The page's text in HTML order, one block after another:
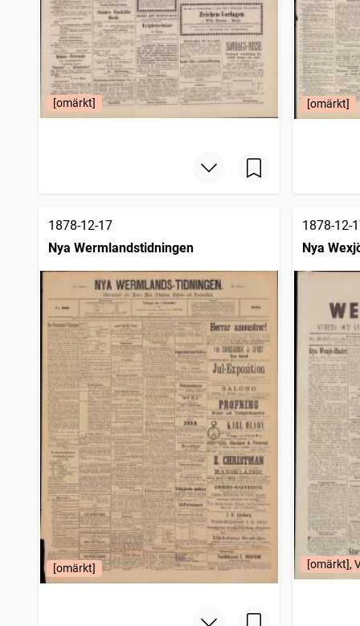
[omärkt] [omärkt]
1878-12-17
Nya Wermlandstidningen
[omärkt]
1878-12-
Nya
[omärkt],